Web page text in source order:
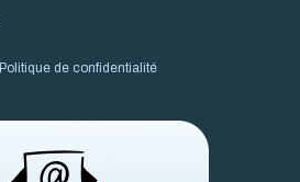
Politique de confidentialité